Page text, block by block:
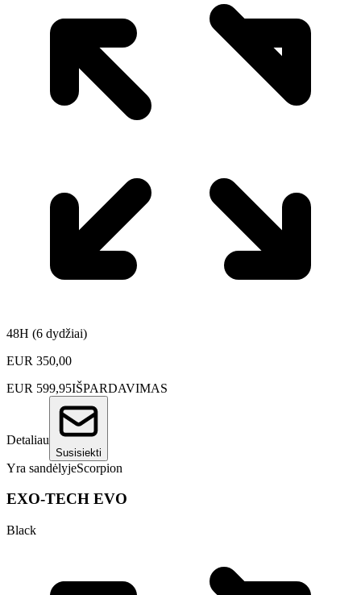
48H (6 dydžiai)
EUR 350,00
EUR 599,95IŠPARDAVIMAS
Detaliau
Susisiekti
Yra sandėlyjeScorpion
EXO-TECH EVO
Black